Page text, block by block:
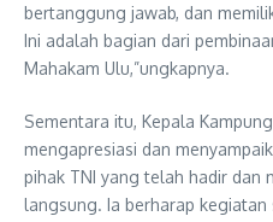
bertanggung jawab, dan
Ini adalah bagian dari
Mahakam Ulu,”ungkapnya.
Sementara itu, Kepala
mengapresiasi dan
pihak TNI yang telah hadir dan
langsung. Ia berharap